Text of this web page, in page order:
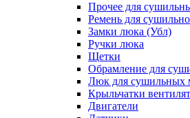
Прочее для
Ремень для
Замки люка (Убл)
Ручки люка
Щетки
Обрамление для
Люк для сушильных
Крыльчатки
Двигатели